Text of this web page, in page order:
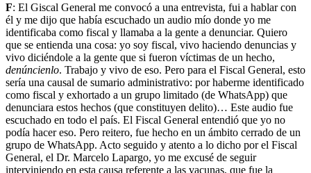
F: El Giscal General me convocó a una entrevista, fui a hablar con
él y me dijo que había escuchado un audio mío donde yo me
identificaba como fiscal y llamaba a la gente a denunciar. Quiero
que se entienda una cosa: yo soy fiscal, vivo haciendo denuncias y
vivo diciéndole a la gente que si fueron víctimas de un hecho,
denúncienlo. Trabajo y vivo de eso. Pero para el Fiscal General, esto
sería una causal de sumario administrativo: por haberme identificado
como fiscal y exhortado a un grupo limitado (de WhatsApp) que
denunciara estos hechos (que constituyen delito)… Este audio fue
escuchado en todo el país. El Fiscal General entendió que yo no
podía hacer eso. Pero reitero, fue hecho en un ámbito cerrado de un
grupo de WhatsApp. Acto seguido y atento a lo dicho por el Fiscal
General, el Dr. Marcelo Lapargo, yo me excusé de seguir
interviniendo en esta causa referente a las vacunas, que fue la